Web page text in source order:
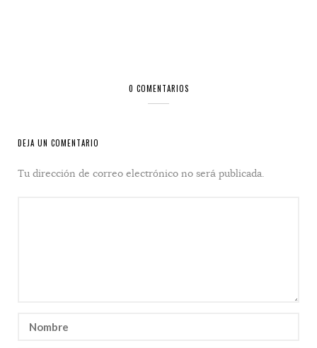
0 COMENTARIOS
DEJA UN COMENTARIO
Tu dirección de correo electrónico no será publicada.